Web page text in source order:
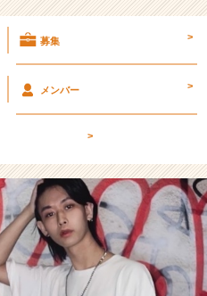
募集 >
メンバー >
>